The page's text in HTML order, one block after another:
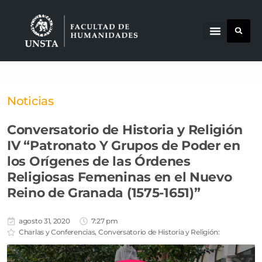
Noticias
Conversatorio de Historia y Religión
IV “Patronato Y Grupos de Poder en
los Orígenes de las Órdenes
Religiosas Femeninas en el Nuevo
Reino de Granada (1575-1651)”
agosto 31, 2020
7:27 pm
Charlas y Conferencias, Conversatorio de Historia y Religión: